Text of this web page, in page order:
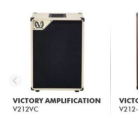
VICTORY AMPLIFICATION
V212VC